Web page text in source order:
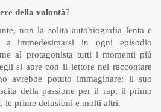
della volontà?
non la solita autobiografia lenta e
immedesimarsi in ogni episodio
al protagonista tutti i momenti più
si apre con il lettore nel raccontare
avrebbe potuto immaginare: il suo
della passione per il rap, il primo
le prime delusioni e molti altri.